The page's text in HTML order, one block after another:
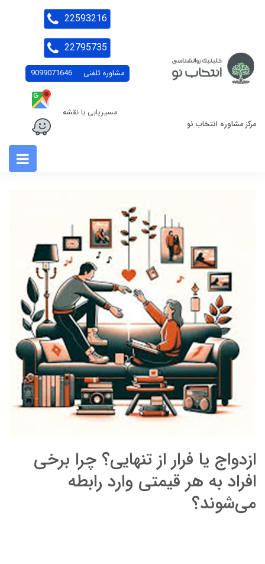
مرکز مشاوره انتخاب نو
مشاوره تلفنی 9099071646
مسیریابی با نقشه
22593216
22795735
ازدواج یا فرار از تنهایی؟ چرا برخی
افراد به هر قیمتی وارد رابطه
می‌شوند؟